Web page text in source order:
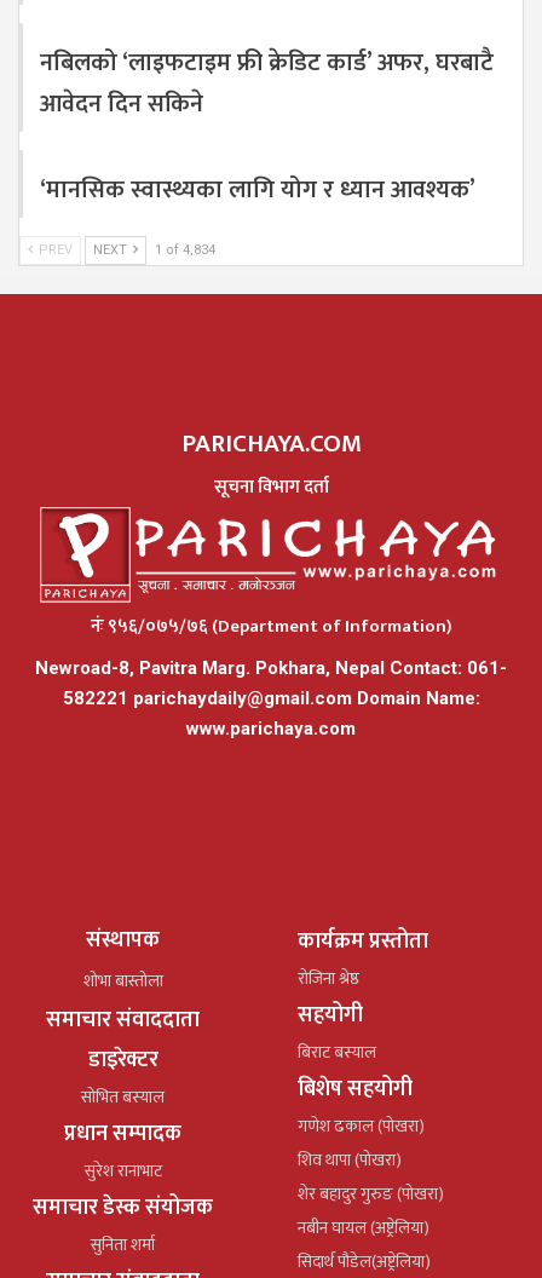
नबिलको ‘लाइफटाइम फ्री क्रेडिट कार्ड’ अफर, घरबाटै
आवेदन दिन सकिने
‘मानसिक स्वास्थ्यका लागि योग र ध्यान आवश्यक’
PREV NEXT 1 of 4,834
PARICHAYA.COM
सूचना विभाग दर्ता
नंः ९५६/०७५/७६ (Department of Information)
Newroad-8, Pavitra Marg. Pokhara, Nepal Contact: 061-
582221 parichaydaily@gmail.comDomain Name:
www.parichaya.com
संस्थापक
शोभा बास्तोला
समाचार संवाददाता
डाइरेक्टर
सोभित बस्याल
प्रधान सम्पादक
सुरेश रानाभाट
समाचार डेस्क संयोजक
सुनिता शर्मा
कार्यक्रम प्रस्तोता
रोजिना श्रेष्ठ
सहयोगी
बिराट बस्याल
बिशेष सहयोगी
गणेश ढकाल (पोखरा)
शिव थापा (पोखरा)
शेर बहादुर गुरुङ (पोखरा)
नबीन घायल (अष्ट्रेलिया)
सिदार्थ पौडेल(अष्ट्रेलिया)